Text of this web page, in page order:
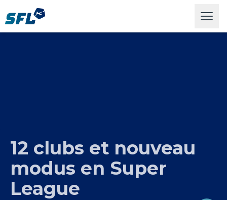
Swiss Football League
12 clubs et nouveau
modus en Super
League